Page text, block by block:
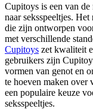
Cupitoys is een van
naar seksspeeltjes.
die zijn ontworpen
met verschillende
Cupitoys zet kwaliteit
gebruikers zijn
vormen van genot en
te hoeven maken over
een populaire keuze
seksspeeltjes.